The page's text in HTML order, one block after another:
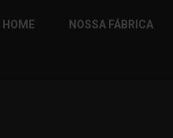
HOME NOSSA FÁBRICA